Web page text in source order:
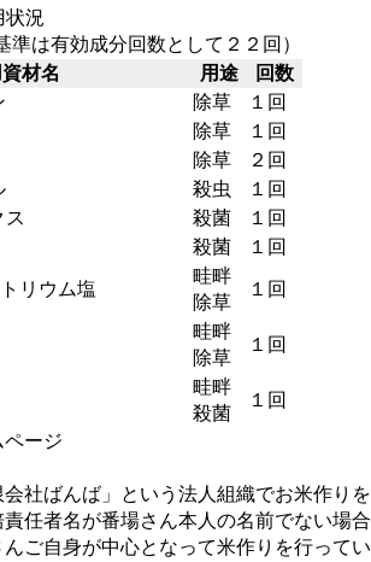
状況
準は有効成分回数として２２回）
材名
用途
回数
除草
１回
除草
１回
除草
２回
殺虫
１回
ス
殺菌
１回
殺菌 １回
リウム塩
畦畔
除草
１回
畦畔
除草
１回
畦畔
殺菌
１回
ージ
社ばんば」という法人組織でお米作りを
任者名が番場さん本人の名前でない場合
ご自身が中心となって米作りを行ってい